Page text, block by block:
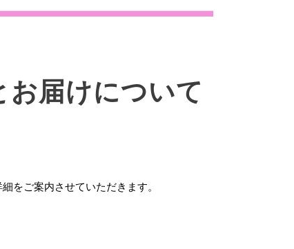
お届けについて
をご案内させていただきます。